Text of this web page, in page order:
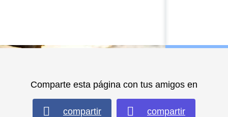
Comparte esta página con tus amigos en
compartir compartir